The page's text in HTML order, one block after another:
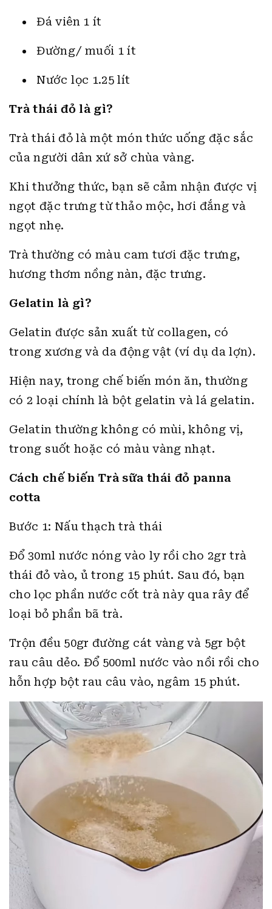
Đá viên 1 ít
Đường/ muối 1 ít
Nước lọc 1.25 lít
Trà thái đỏ là gì?
Trà thái đỏ là một món thức uống đặc sắc
của người dân xứ sở chùa vàng.
Khi thưởng thức, bạn sẽ cảm nhận được vị
ngọt đặc trưng từ thảo mộc, hơi đắng và
ngọt nhẹ.
Trà thường có màu cam tươi đặc trưng,
hương thơm nồng nàn, đặc trưng.
Gelatin là gì?
Gelatin được sản xuất từ collagen, có
trong xương và da động vật (ví dụ da lợn).
Hiện nay, trong chế biến món ăn, thường
có 2 loại chính là bột gelatin và lá gelatin.
Gelatin thường không có mùi, không vị,
trong suốt hoặc có màu vàng nhạt.
Cách chế biến Trà sữa thái đỏ panna
cotta
Bước 1: Nấu thạch trà thái
Đổ 30ml nước nóng vào ly rồi cho 2gr trà
thái đỏ vào, ủ trong 15 phút. Sau đó, bạn
cho lọc phần nước cốt trà này qua rây để
loại bỏ phần bã trà.
Trộn đều 50gr đường cát vàng và 5gr bột
rau câu dẻo. Đổ 500ml nước vào nồi rồi cho
hỗn hợp bột rau câu vào, ngâm 15 phút.